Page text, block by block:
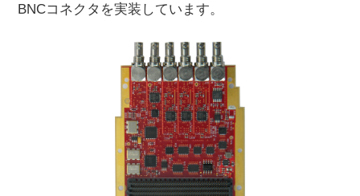
BNCコネクタを実装しています。